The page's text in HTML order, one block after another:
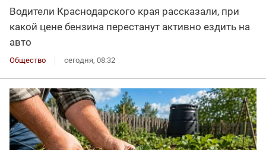
Водители Краснодарского края рассказали, при
какой цене бензина перестанут активно ездить на
авто
Общество сегодня, 08:32